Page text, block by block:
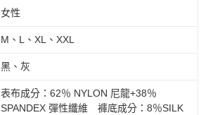
女性
M、L、XL、XXL
黑、灰
表布成分：62％ NYLON 尼龍+38％
SPANDEX 彈性纖維 褲底成分：8％SILK